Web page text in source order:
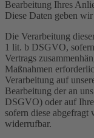
Bearbeitung Ihres
Diese Daten geben
Die Verarbeitung
1 lit. b DSGVO,
Vertrags
Maßnahmen
Verarbeitung auf
Bearbeitung der an
DSGVO) oder auf
sofern diese
widerrufbar.